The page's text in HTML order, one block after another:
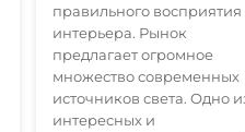
правильного восприятия
интерьера. Рынок
предлагает огромное
множество современных
источников света. Одно
интересных и